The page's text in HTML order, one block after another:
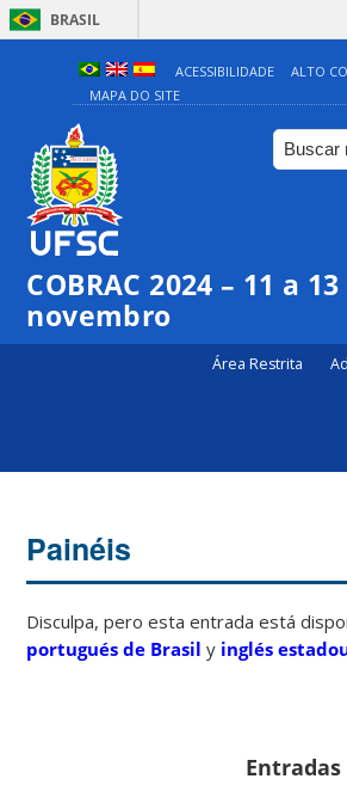
BRASIL
ACESSIBILIDADE
ALTO
MAPA DO SITE
COBRAC 2024 – 11 a
novembro
Área Restrita
Painéis
Disculpa, pero esta entrada está
portugués de Brasil y inglés